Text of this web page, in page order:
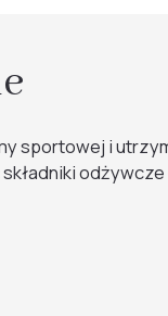
sportowej i